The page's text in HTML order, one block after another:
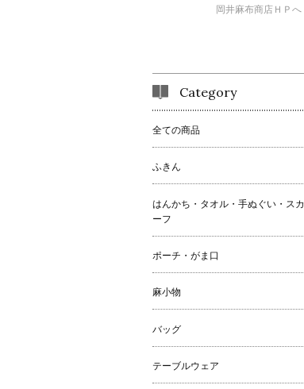
岡井麻布商店ＨＰへ
Category
全ての商品
ふきん
はんかち・タオル・手ぬぐい・スカ
ーフ
ポーチ・がま口
麻小物
バッグ
テーブルウェア